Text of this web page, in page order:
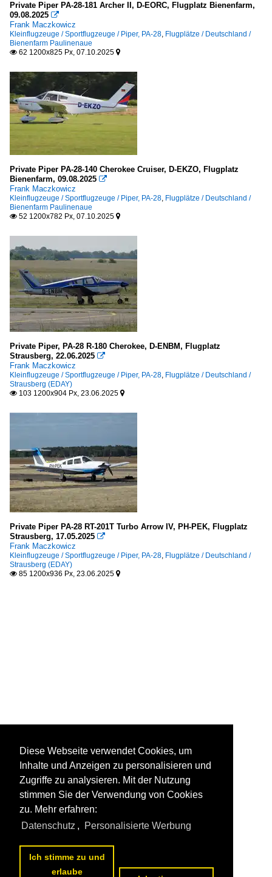
Private Piper PA-28-181 Archer II, D-EORC, Flugplatz Bienenfarm,
09.08.2025 
Frank Maczkowicz
Kleinflugzeuge / Sportflugzeuge / Piper, PA-28, Flugplätze / Deutschland /
Bienenfarm Paulinenaue
 62 1200x825 Px, 07.10.2025 
Private Piper PA-28-140 Cherokee Cruiser, D-EKZO, Flugplatz
Bienenfarm, 09.08.2025 
Frank Maczkowicz
Kleinflugzeuge / Sportflugzeuge / Piper, PA-28, Flugplätze / Deutschland /
Bienenfarm Paulinenaue
 52 1200x782 Px, 07.10.2025 
Private Piper, PA-28 R-180 Cherokee, D-ENBM, Flugplatz
Strausberg, 22.06.2025 
Frank Maczkowicz
Kleinflugzeuge / Sportflugzeuge / Piper, PA-28, Flugplätze / Deutschland /
Strausberg (EDAY)
 103 1200x904 Px, 23.06.2025 
Private Piper PA-28 RT-201T Turbo Arrow IV, PH-PEK, Flugplatz
Strausberg, 17.05.2025 
Frank Maczkowicz
Kleinflugzeuge / Sportflugzeuge / Piper, PA-28, Flugplätze / Deutschland /
Strausberg (EDAY)
 85 1200x936 Px, 23.06.2025 
Diese Webseite verwendet Cookies, um
Inhalte und Anzeigen zu personalisieren und
Zugriffe zu analysieren. Mit der Nutzung
stimmen Sie der Verwendung von Cookies
zu. Mehr erfahren:
Datenschutz , Personalisierte Werbung
Ich stimme zu und
erlaube